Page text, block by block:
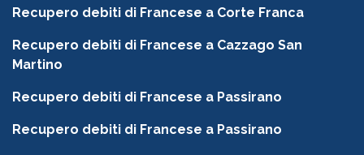
Recupero debiti di Francese a Corte Franca
Recupero debiti di Francese a Cazzago San
Martino
Recupero debiti di Francese a Passirano
Recupero debiti di Francese a Passirano